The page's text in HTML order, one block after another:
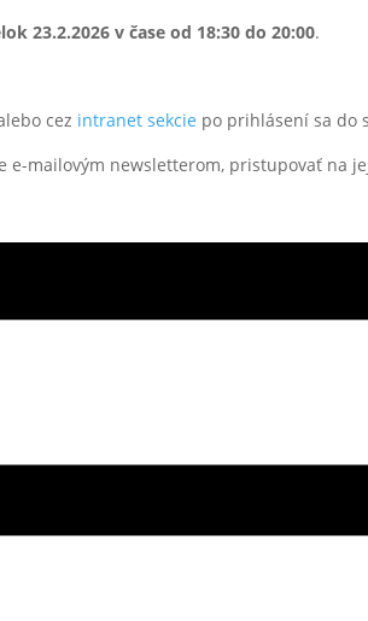
23.2.2026 v čase od 18:30 do 20:00.
cez intranet sekcie po prihlásení sa do
mailovým newsletterom, pristupovať na